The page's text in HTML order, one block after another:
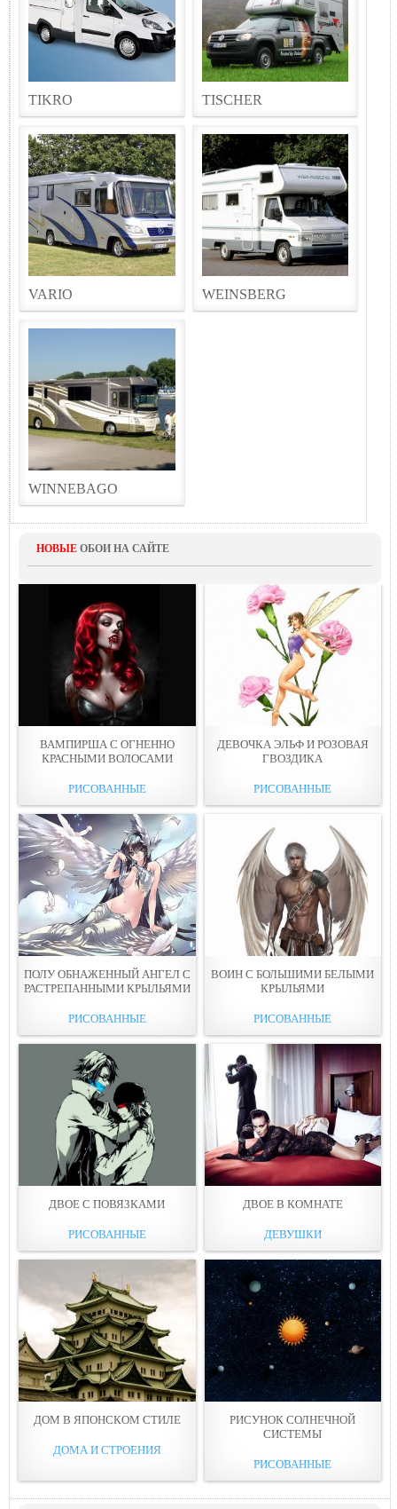
TIKRO TISCHER
VARIO WEINSBERG
WINNEBAGO
НОВЫЕ ОБОИ НА САЙТЕ
ВАМПИРША С ОГНЕННО
КРАСНЫМИ ВОЛОСАМИ
РИСОВАННЫЕ
ДЕВОЧКА ЭЛЬФ И РОЗОВАЯ
ГВОЗДИКА
РИСОВАННЫЕ
ПОЛУ ОБНАЖЕННЫЙ АНГЕЛ С
РАСТРЕПАННЫМИ КРЫЛЬЯМИ
РИСОВАННЫЕ
ВОИН С БОЛЬШИМИ БЕЛЫМИ
КРЫЛЬЯМИ
РИСОВАННЫЕ
ДВОЕ С ПОВЯЗКАМИ
РИСОВАННЫЕ
ДВОЕ В КOМНАТЕ
ДЕВУШКИ
ДОМ В ЯПОНСКОМ СТИЛЕ
ДОМА И СТРОЕНИЯ
РИСУНОК СОЛНЕЧНОЙ
СИСТЕМЫ
РИСОВАННЫЕ